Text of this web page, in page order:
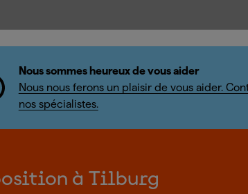
Nous sommes heureux de vous aider
Nous nous ferons un plaisir de vous aider.
nos spécialistes.
à Tilburg